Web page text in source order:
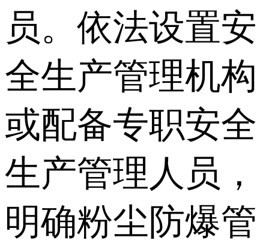
员。依法设置安
全生产管理机构
或配备专职安全
生产管理人员，
明确粉尘防爆管